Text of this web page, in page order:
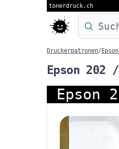
tonerdruck.ch
Druckerpatronen/
Epson 202
Epson